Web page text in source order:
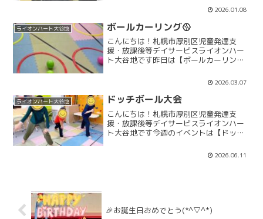
会』が始まります帰りの会の司会はお友
だちが交代交代で行ってくれていますよ
♬帰りの会で何をするかは司会の...
2026.01.08
ライオンハート大谷地 ボールカーリング🥎
こんにちは！札幌市厚別区児童発達支
援・放課後等デイサービスライオンハー
ト大谷地です昨日は【ボールカーリング
を転がして入れていくゲーム!(^^)!力加減
が難しく輪っかを通過してしまったり輪
っかまで届かなかっ...
2026.03.07
ライオンハート大谷地 ドッチボール大会
こんにちは！札幌市厚別区児童発達支
援・放課後等デイサービスライオンハー
ト大谷地です今週のイベントは【ドッチ
ッチボールを行なっていますよ🔥イベン
ト前には、怪我なく参加できるよう、み
2026.06.11
🎉お誕生日おめでとう(*^▽^*)